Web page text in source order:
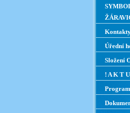
Úřední
Složení
! A K T